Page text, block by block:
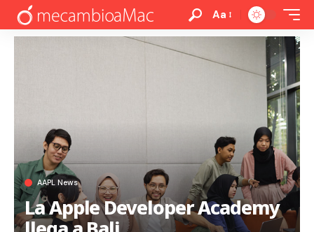
Aa
AAPL News
La Apple Developer Academy